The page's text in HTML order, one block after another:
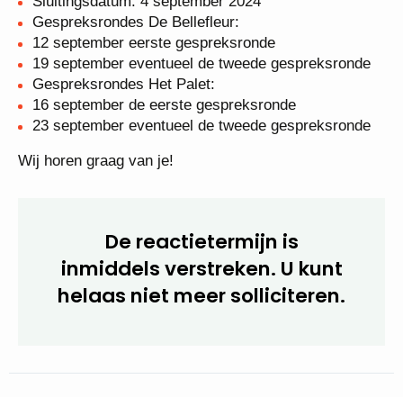
Gespreksrondes De Bellefleur:
12 september eerste gespreksronde
19 september eventueel de tweede gespreksronde
Gespreksrondes Het Palet:
16 september de eerste gespreksronde
23 september eventueel de tweede gespreksronde
Wij horen graag van je!
De reactietermijn is
inmiddels verstreken. U kunt
helaas niet meer solliciteren.